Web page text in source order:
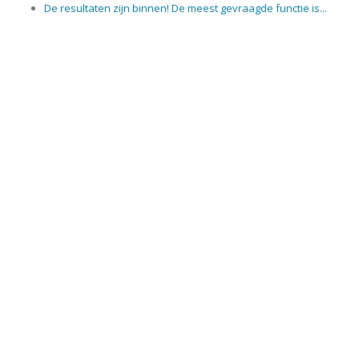
De resultaten zijn binnen! De meest gevraagde functie is...